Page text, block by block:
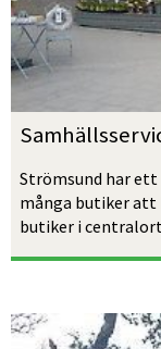
Strömsund har
många butiker att
butiker i